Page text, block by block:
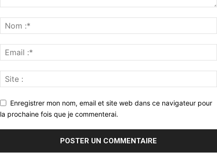
Enregistrer mon nom, email et site web dans ce navigateur pour
la prochaine fois que je commenterai.